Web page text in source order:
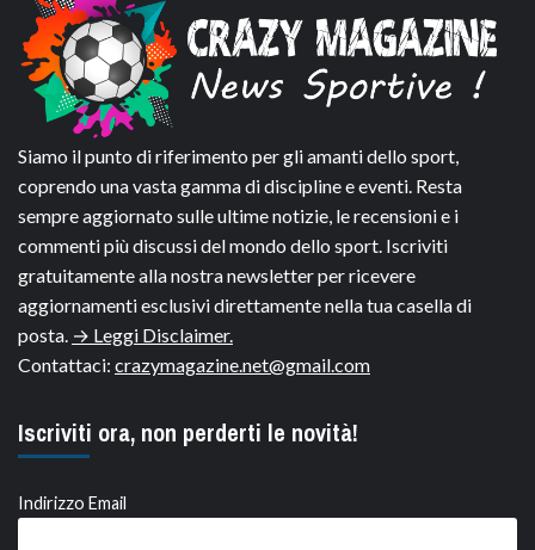
Siamo il punto di riferimento per gli amanti dello sport,
coprendo una vasta gamma di discipline e eventi. Resta
sempre aggiornato sulle ultime notizie, le recensioni e i
commenti più discussi del mondo dello sport. Iscriviti
gratuitamente alla nostra newsletter per ricevere
aggiornamenti esclusivi direttamente nella tua casella di
posta. → Leggi Disclaimer.
Contattaci: crazymagazine.net@gmail.com
Iscriviti ora, non perderti le novità!
Indirizzo Email